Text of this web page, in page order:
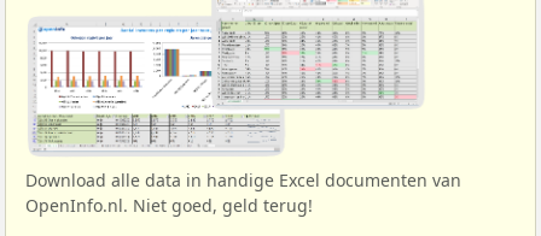
Download alle data in handige Excel documenten van
OpenInfo.nl. Niet goed, geld terug!